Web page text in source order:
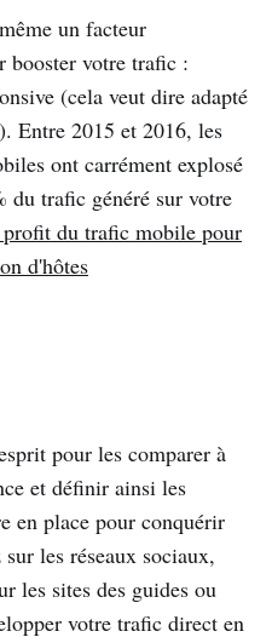
un facteur
booster votre trafic :
(cela veut dire adapté
Entre 2015 et 2016, les
ont carrément explosé
du trafic généré sur votre
du trafic mobile pour
d'hôtes
pour les comparer à
et définir ainsi les
en place pour conquérir
les réseaux sociaux,
les sites des guides ou
votre trafic direct en